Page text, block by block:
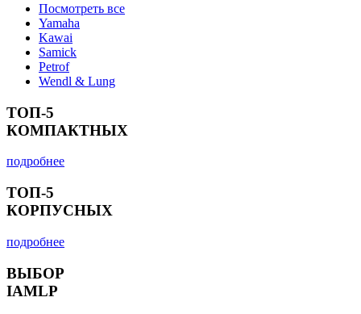
Посмотреть все
Yamaha
Kawai
Samick
Petrof
Wendl & Lung
ТОП-5
КОМПАКТНЫХ
подробнее
ТОП-5
КОРПУСНЫХ
подробнее
ВЫБОР
IAMLP